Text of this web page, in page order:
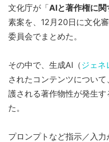
文化庁が「AIと著作権に関
素案を、12月20日に文化
委員会でまとめた。
その中で、生成AI（ ジェネ
されたコンテンツについ
護される著作物性が発生
た。
プロンプトなど指示／入力